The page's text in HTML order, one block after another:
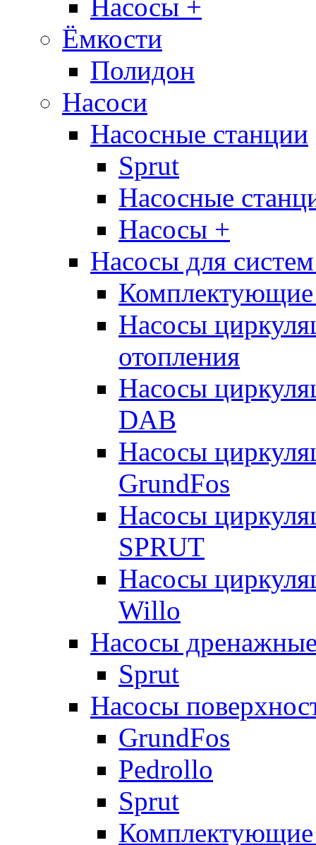
Насосы +
Ёмкости
Полидон
Насоси
Насосные станции
Sprut
Насосные
Насосы +
Насосы для
Комплектующие
Насосы
отопления
Насосы
DAB
Насосы
GrundFos
Насосы
SPRUT
Насосы
Willo
Насосы
Sprut
Насосы
GrundFos
Pedrollo
Sprut
Комплектующие